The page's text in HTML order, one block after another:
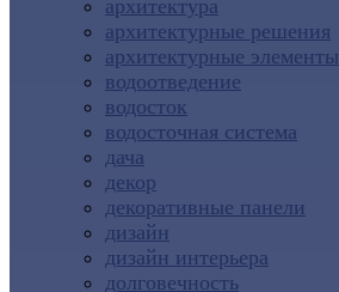
архитектура
архитектурные решения
архитектурные элементы
водоотведение
водосток
водосточная система
дача
декор
декоративные панели
дизайн
дизайн интерьера
долговечность